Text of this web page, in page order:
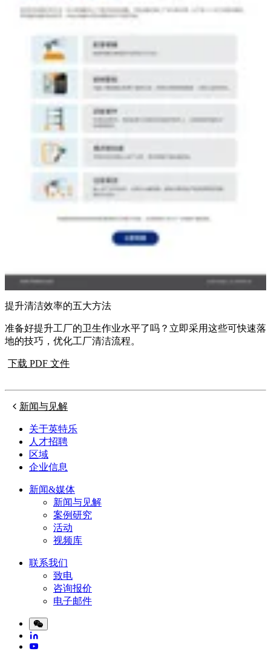
提升清洁效率的五大方法
准备好提升工厂的卫生作业水平了吗？立即采用这些可快速落
地的技巧，优化工厂清洁流程。
下载 PDF 文件
新闻与见解
关于英特乐
人才招聘
区域
企业信息
新闻&媒体
新闻与见解
案例研究
活动
视频库
联系我们
致电
咨询报价
电子邮件